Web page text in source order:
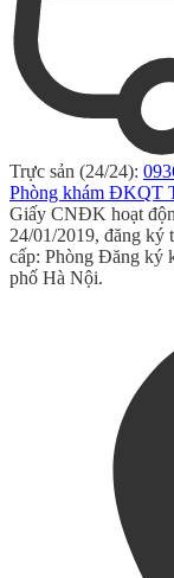
Trực sản (24/24):
Phòng khám ĐKQT
Giấy CNĐK hoạt
24/01/2019, đăng ký
cấp: Phòng Đăng ký
phố Hà Nội.